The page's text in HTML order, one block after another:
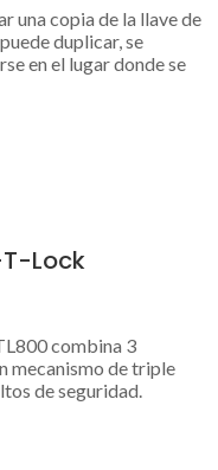
una copia de la llave de
duplicar, se
en el lugar donde se
Lock
combina 3
mecanismo de triple
de seguridad.